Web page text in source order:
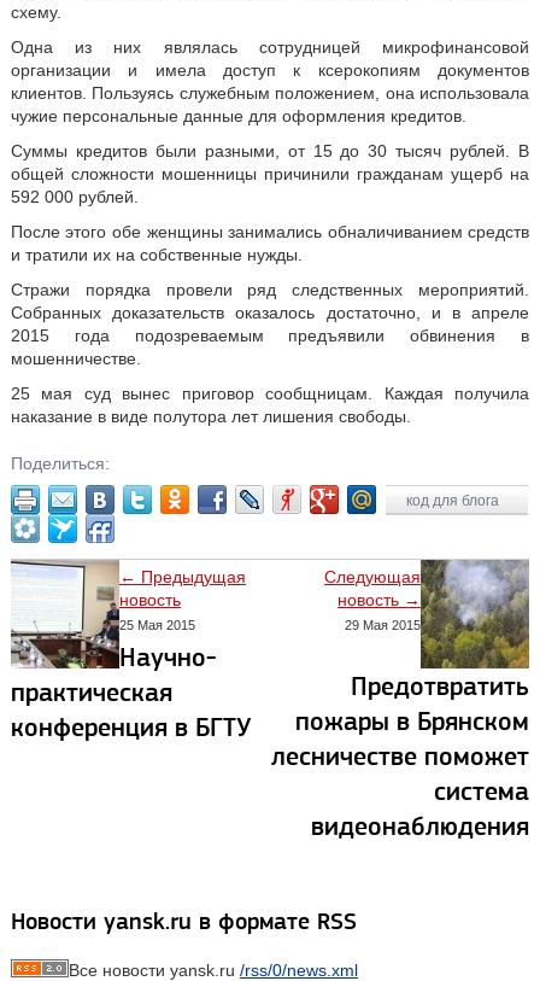
схему.
Одна из них являлась сотрудницей микрофинансовой
организации и имела доступ к ксерокопиям документов
клиентов. Пользуясь служебным положением, она использовала
чужие персональные данные для оформления кредитов.
Суммы кредитов были разными, от 15 до 30 тысяч рублей. В
общей сложности мошенницы причинили гражданам ущерб на
592 000 рублей.
После этого обе женщины занимались обналичиванием средств
и тратили их на собственные нужды.
Стражи порядка провели ряд следственных мероприятий.
Собранных доказательств оказалось достаточно, и в апреле
2015 года подозреваемым предъявили обвинения в
мошенничестве.
25 мая суд вынес приговор сообщницам. Каждая получила
наказание в виде полутора лет лишения свободы.
Поделиться:
код для блога
← Предыдущая
новость
25 Мая 2015
Научно-
практическая
конференция в БГТУ
Следующая
новость →
29 Мая 2015
Предотвратить
пожары в Брянском
лесничестве поможет
система
видеонаблюдения
Новости yansk.ru в формате RSS
Все новости yansk.ru /rss/0/news.xml